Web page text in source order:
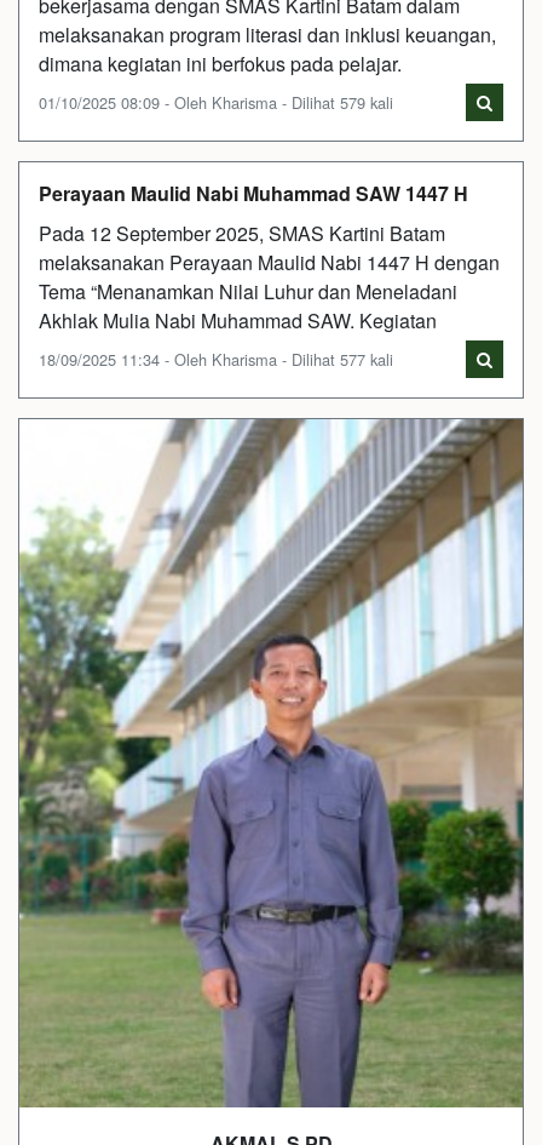
melaksanakan program literasi dan inklusi keuangan,
dimana kegiatan ini berfokus pada pelajar.
01/10/2025 08:09 - Oleh Kharisma - Dilihat 579 kali
Perayaan Maulid Nabi Muhammad SAW 1447 H
Pada 12 September 2025, SMAS Kartini Batam
melaksanakan Perayaan Maulid Nabi 1447 H dengan
Tema “Menanamkan Nilai Luhur dan Meneladani
Akhlak Mulia Nabi Muhammad SAW. Kegiatan
18/09/2025 11:34 - Oleh Kharisma - Dilihat 577 kali